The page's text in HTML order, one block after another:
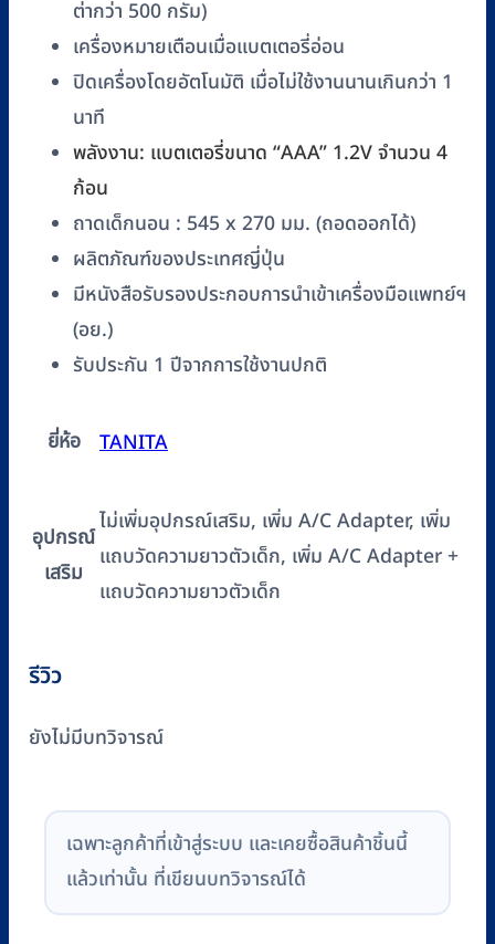
ต่ากว่า 500 กรัม)
เครื่องหมายเตือนเมื่อแบตเตอรี่อ่อน
ปิดเครื่องโดยอัตโนมัติ เมื่อไม่ใช้งานนานเกินกว่า 1
นาที
พลังงาน: แบตเตอรี่ขนาด “AAA” 1.2V จำนวน 4
ก้อน
ถาดเด็กนอน : 545 x 270 มม. (ถอดออกได้)
ผลิตภัณฑ์ของประเทศญี่ปุ่น
มีหนังสือรับรองประกอบการนำเข้าเครื่องมือแพทย์ฯ
(อย.)
รับประกัน 1 ปีจากการใช้งานปกติ
ยี่ห้อ TANITA
อุปกรณ์
เสริม
ไม่เพิ่มอุปกรณ์เสริม, เพิ่ม A/C Adapter, เพิ่ม
แถบวัดความยาวตัวเด็ก, เพิ่ม A/C Adapter +
แถบวัดความยาวตัวเด็ก
รีวิว
ยังไม่มีบทวิจารณ์
เฉพาะลูกค้าที่เข้าสู่ระบบ และเคยซื้อสินค้าชิ้นนี้
แล้วเท่านั้น ที่เขียนบทวิจารณ์ได้